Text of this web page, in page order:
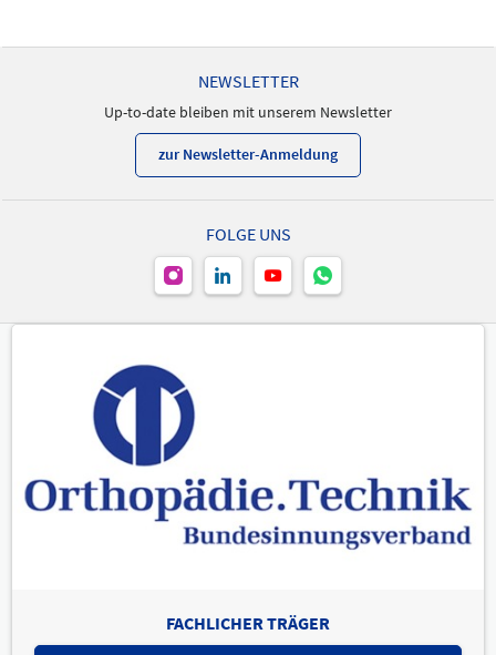
NEWSLETTER
Up-to-date bleiben mit unserem Newsletter
zur Newsletter-Anmeldung
FOLGE UNS
FACHLICHER TRÄGER